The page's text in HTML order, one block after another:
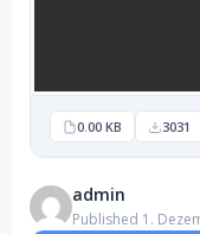
0.00 KB 3031
admin
Published 1.